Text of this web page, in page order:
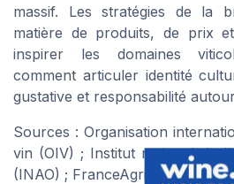
massif. Les stratégies de la
matière de produits, de prix
inspirer les domaines
comment articuler identité
gustative et responsabilité
Sources : Organisation
vin (OIV) ; Institut national de
(INAO) ; FranceAgriMer.